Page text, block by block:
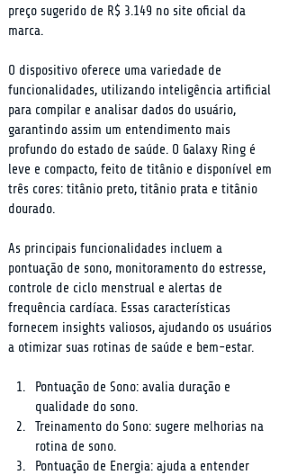
preço sugerido de R$ 3.149 no site oficial da
marca.
O dispositivo oferece uma variedade de
funcionalidades, utilizando inteligência artificial
para compilar e analisar dados do usuário,
garantindo assim um entendimento mais
profundo do estado de saúde. O Galaxy Ring é
leve e compacto, feito de titânio e disponível em
três cores: titânio preto, titânio prata e titânio
dourado.
As principais funcionalidades incluem a
pontuação de sono, monitoramento do estresse,
controle de ciclo menstrual e alertas de
frequência cardíaca. Essas características
fornecem insights valiosos, ajudando os usuários
a otimizar suas rotinas de saúde e bem-estar.
Pontuação de Sono: avalia duração e
qualidade do sono.
Treinamento do Sono: sugere melhorias na
rotina de sono.
Pontuação de Energia: ajuda a entender